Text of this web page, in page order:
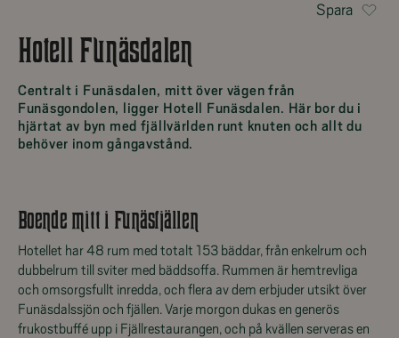
Spara
Hotell Funäsdalen
Centralt i Funäsdalen, mitt över vägen från
Funäsgondolen, ligger Hotell Funäsdalen. Här bor du i
hjärtat av byn med fjällvärlden runt knuten och allt du
behöver inom gångavstånd.
Boende mitt i Funäsfjällen
Hotellet har 48 rum med totalt 153 bäddar, från enkelrum och
dubbelrum till sviter med bäddsoffa. Rummen är hemtrevliga
och omsorgsfullt inredda, och flera av dem erbjuder utsikt över
Funäsdalssjön och fjällen. Varje morgon dukas en generös
frukostbuffé upp i Fjällrestaurangen, och på kvällen serveras en